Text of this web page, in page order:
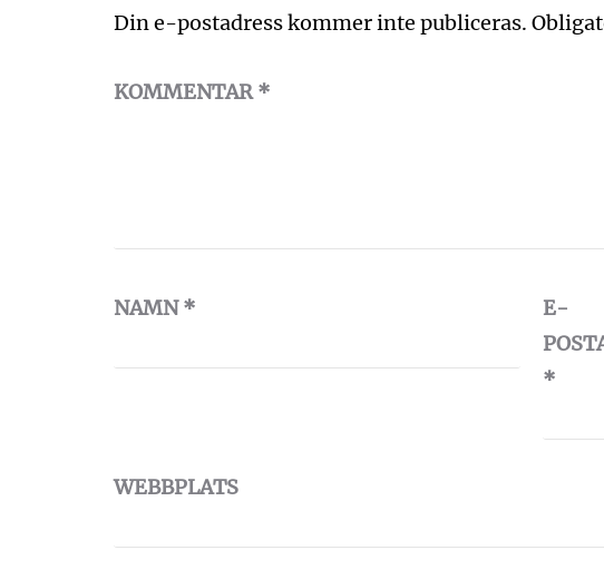
Din e-postadress kommer inte publiceras.
KOMMENTAR*
NAMN*
E-
*
WEBBPLATS